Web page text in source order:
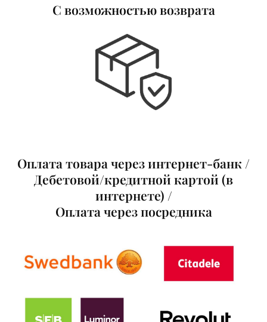
С возможностью возврата
Оплата товара через интернет-банк /
Дебетовой/кредитной картой (в
интернете) /
Оплата через посредника